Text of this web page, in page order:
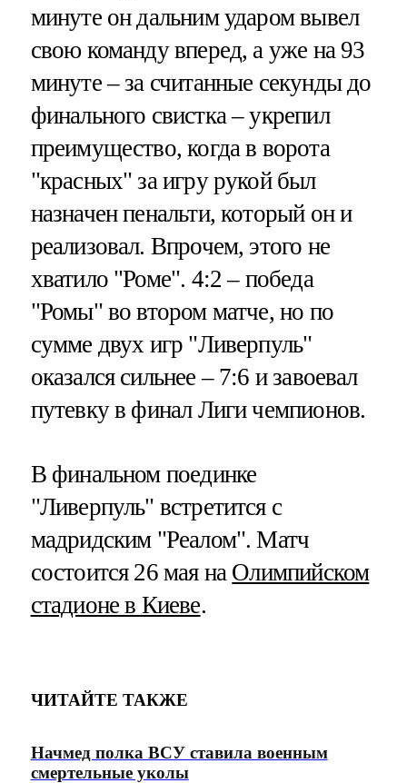
минуте он дальним ударом вывел
свою команду вперед, а уже на 93
минуте – за считанные секунды до
финального свистка – укрепил
преимущество, когда в ворота
"красных" за игру рукой был
назначен пенальти, который он и
реализовал. Впрочем, этого не
хватило "Роме". 4:2 – победа
"Ромы" во втором матче, но по
сумме двух игр "Ливерпуль"
оказался сильнее – 7:6 и завоевал
путевку в финал Лиги чемпионов.
В финальном поединке
"Ливерпуль" встретится с
мадридским "Реалом". Матч
состоится 26 мая на Олимпийском
стадионе в Киеве.
ЧИТАЙТЕ ТАКЖЕ
Начмед полка ВСУ ставила военным
смертельные уколы